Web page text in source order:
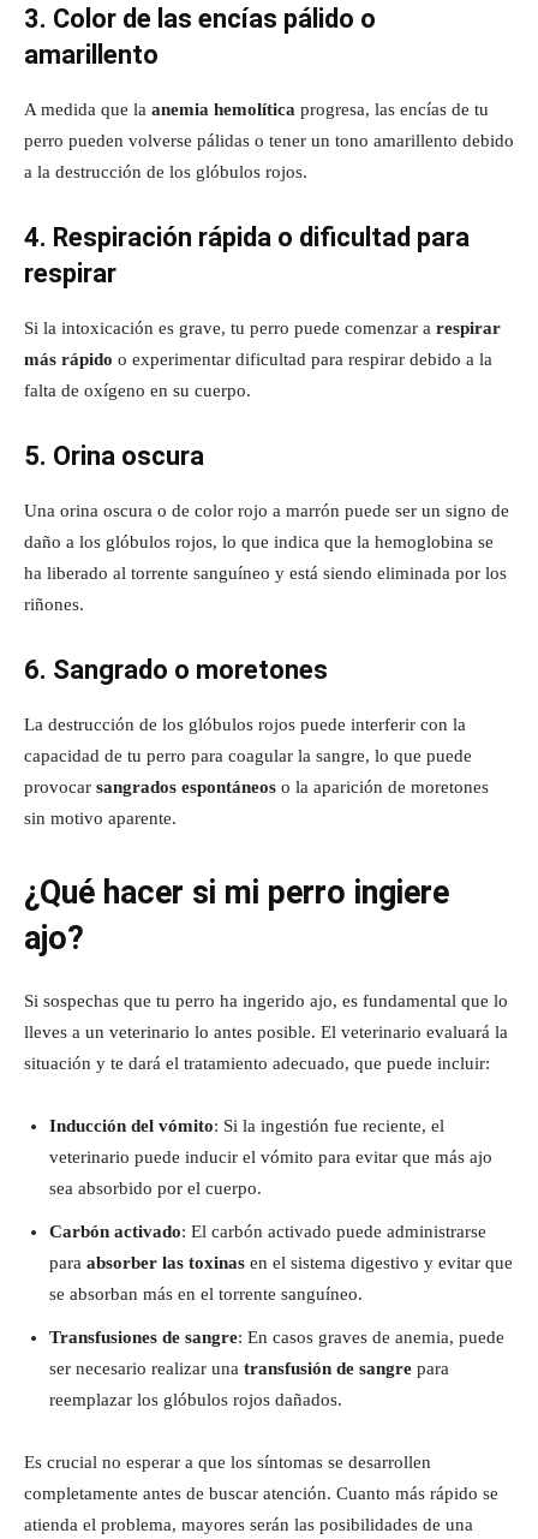
3. Color de las encías pálido o
amarillento
A medida que la anemia hemolítica progresa, las encías de tu
perro pueden volverse pálidas o tener un tono amarillento debido
a la destrucción de los glóbulos rojos.
4. Respiración rápida o dificultad para
respirar
Si la intoxicación es grave, tu perro puede comenzar a respirar
más rápido o experimentar dificultad para respirar debido a la
falta de oxígeno en su cuerpo.
5. Orina oscura
Una orina oscura o de color rojo a marrón puede ser un signo de
daño a los glóbulos rojos, lo que indica que la hemoglobina se
ha liberado al torrente sanguíneo y está siendo eliminada por los
riñones.
6. Sangrado o moretones
La destrucción de los glóbulos rojos puede interferir con la
capacidad de tu perro para coagular la sangre, lo que puede
provocar sangrados espontáneos o la aparición de moretones
sin motivo aparente.
¿Qué hacer si mi perro ingiere
ajo?
Si sospechas que tu perro ha ingerido ajo, es fundamental que lo
lleves a un veterinario lo antes posible. El veterinario evaluará la
situación y te dará el tratamiento adecuado, que puede incluir:
Inducción del vómito: Si la ingestión fue reciente, el
veterinario puede inducir el vómito para evitar que más ajo
sea absorbido por el cuerpo.
Carbón activado: El carbón activado puede administrarse
para absorber las toxinas en el sistema digestivo y evitar que
se absorban más en el torrente sanguíneo.
Transfusiones de sangre: En casos graves de anemia, puede
ser necesario realizar una transfusión de sangre para
reemplazar los glóbulos rojos dañados.
Es crucial no esperar a que los síntomas se desarrollen
completamente antes de buscar atención. Cuanto más rápido se
atienda el problema, mayores serán las posibilidades de una